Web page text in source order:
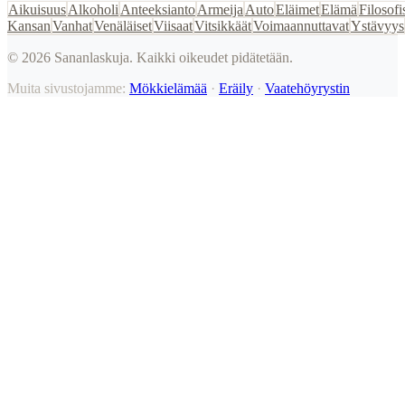
AikuisuusAlkoholi AnteeksiantoArmeija AutoEläimetElämä
KansanVanhatVenäläisetViisaatVitsikkäätVoimaannuttavatYstävyys
© 2026 Sananlaskuja. Kaikki oikeudet pidätetään.
Muita sivustojamme: Mökkielämää · Eräily · Vaatehöyrystin